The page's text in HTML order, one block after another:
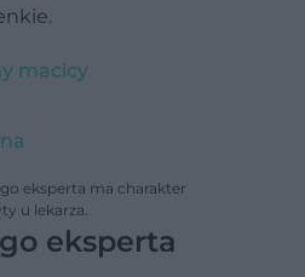
macicy
eksperta ma charakter
u lekarza.
eksperta